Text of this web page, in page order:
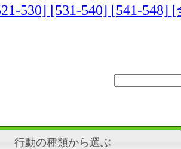
530] [531-540] [541-548] [
行動の種類から選ぶ